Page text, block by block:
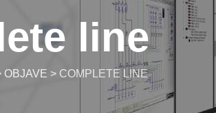
line
OBJAVE > COMPLETE LINE